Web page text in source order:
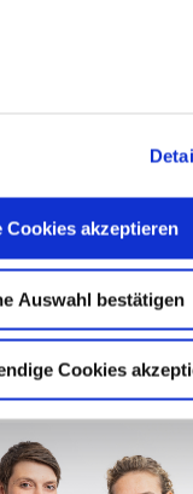
Cookies akzeptieren
Auswahl bestätigen
Cookies